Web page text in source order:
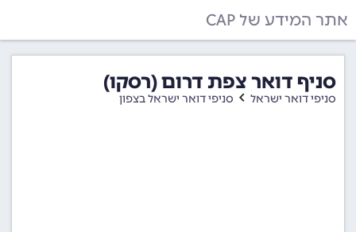
אתר המידע של CAP
סניף דואר צפת דרום (רסקו)
סניפי דואר ישראל סניפי דואר ישראל בצפון